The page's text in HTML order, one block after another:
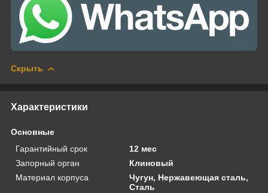
Скрыть
Характеристики
Основные
Гарантийный срок
12 мес
Запорный орган
Клиновый
Материал корпуса
Чугун, Нержавеющая сталь,
Сталь